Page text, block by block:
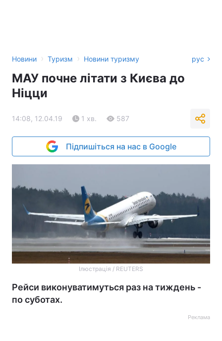
Новини › Туризм › Новини туризму рус
МАУ почне літати з Києва до
Ніцци
14:08, 12.04.19 1 хв. 587
Підпишіться на нас в Google
Ілюстрація / REUTERS
Рейси виконуватимуться раз на тиждень -
по суботах.
Реклама